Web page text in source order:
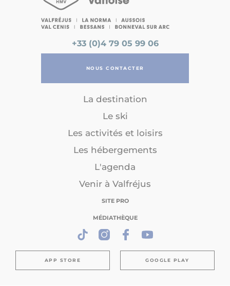
+33 (0)4 79 05 99 06
NOUS CONTACTER
La destination
Le ski
Les activités et loisirs
Les hébergements
L'agenda
Venir à Valfréjus
SITE PRO
MÉDIATHÈQUE
APP STORE GOOGLE PLAY